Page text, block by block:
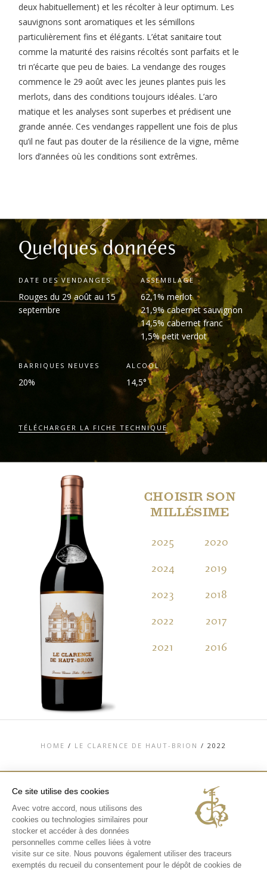
Ce site utilise des cookies
Avec votre accord, nous utilisons des
cookies ou technologies similaires pour
stocker et accéder à des données
personnelles comme celles liées à votre
visite sur ce site. Nous pouvons également utiliser des traceurs
exemptés du recueil du consentement pour le dépôt de cookies de
deux habituellement) et les récolter à leur optimum. Les
sauvignons sont aromatiques et les sémillons
particulièrement fins et élégants. L’état sanitaire tout
comme la maturité des raisins récoltés sont parfaits et le
tri n’écarte que peu de baies. La vendange des rouges
commence le 29 août avec les jeunes plantes puis les
merlots, dans des conditions toujours idéales. L’aro
matique et les analyses sont superbes et prédisent une
grande année. Ces vendanges rappellent une fois de plus
qu’il ne faut pas douter de la résilience de la vigne, même
lors d’années où les conditions sont extrêmes.
Quelques données
DATE DES VENDANGES
Rouges du 29 août au 15
septembre
ASSEMBLAGE
62,1% merlot
21,9% cabernet sauvignon
14,5% cabernet franc
1,5% petit verdot
BARRIQUES NEUVES
20%
ALCOOL
14,5°
TÉLÉCHARGER LA FICHE TECHNIQUE
CHOISIR SON
MILLÉSIME
2025
2024
2023
2022
2021
2020
2019
2018
2017
2016
HOME / LE CLARENCE DE HAUT-BRION / 2022
CONTACT
MENTIONS LÉGALES
CHARTE DONNÉES PERSONNELLES &
COOKIES
MÉDIATHÈQUE